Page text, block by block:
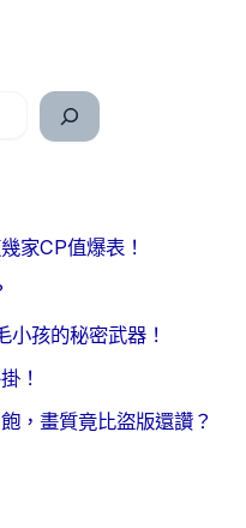
家CP值爆表！
孩的秘密武器！
！
，畫質竟比盜版還讚？